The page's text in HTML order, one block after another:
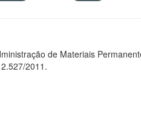
de Materiais
2011.